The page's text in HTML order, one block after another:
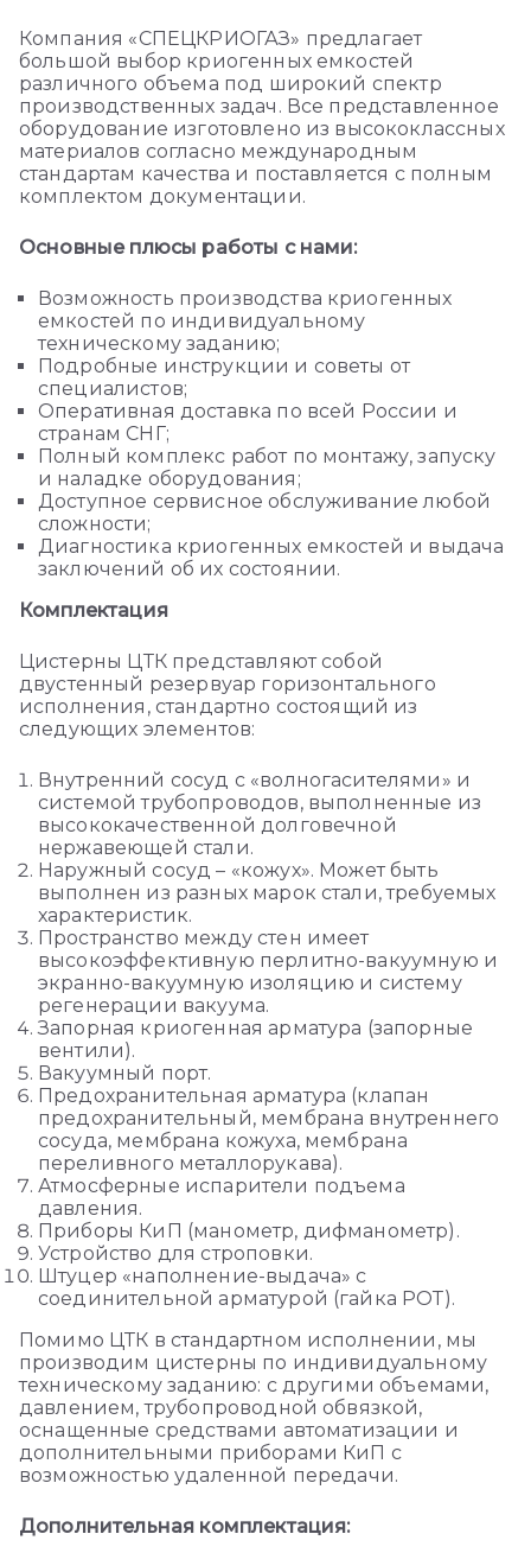
Компания «СПЕЦКРИОГАЗ» предлагает
большой выбор криогенных емкостей
различного объема под широкий спектр
производственных задач. Все представленное
оборудование изготовлено из высококлассных
материалов согласно международным
стандартам качества и поставляется с полным
комплектом документации.
Основные плюсы работы с нами:
Возможность производства криогенных
емкостей по индивидуальному
техническому заданию;
Подробные инструкции и советы от
специалистов;
Оперативная доставка по всей России и
странам СНГ;
Полный комплекс работ по монтажу, запуску
и наладке оборудования;
Доступное сервисное обслуживание любой
сложности;
Диагностика криогенных емкостей и выдача
заключений об их состоянии.
Комплектация
Цистерны ЦТК представляют собой
двустенный резервуар горизонтального
исполнения, стандартно состоящий из
следующих элементов:
Внутренний сосуд с «волногасителями» и
системой трубопроводов, выполненные из
высококачественной долговечной
нержавеющей стали.
Наружный сосуд – «кожух». Может быть
выполнен из разных марок стали, требуемых
характеристик.
Пространство между стен имеет
высокоэффективную перлитно-вакуумную и
экранно-вакуумную изоляцию и систему
регенерации вакуума.
Запорная криогенная арматура (запорные
вентили).
Вакуумный порт.
Предохранительная арматура (клапан
предохранительный, мембрана внутреннего
сосуда, мембрана кожуха, мембрана
переливного металлорукава).
Атмосферные испарители подъема
давления.
Приборы КиП (манометр, дифманометр).
Устройство для строповки.
Штуцер «наполнение-выдача» с
соединительной арматурой (гайка РОТ).
Помимо ЦТК в стандартном исполнении, мы
производим цистерны по индивидуальному
техническому заданию: с другими объемами,
давлением, трубопроводной обвязкой,
оснащенные средствами автоматизации и
дополнительными приборами КиП с
возможностью удаленной передачи.
Дополнительная комплектация: